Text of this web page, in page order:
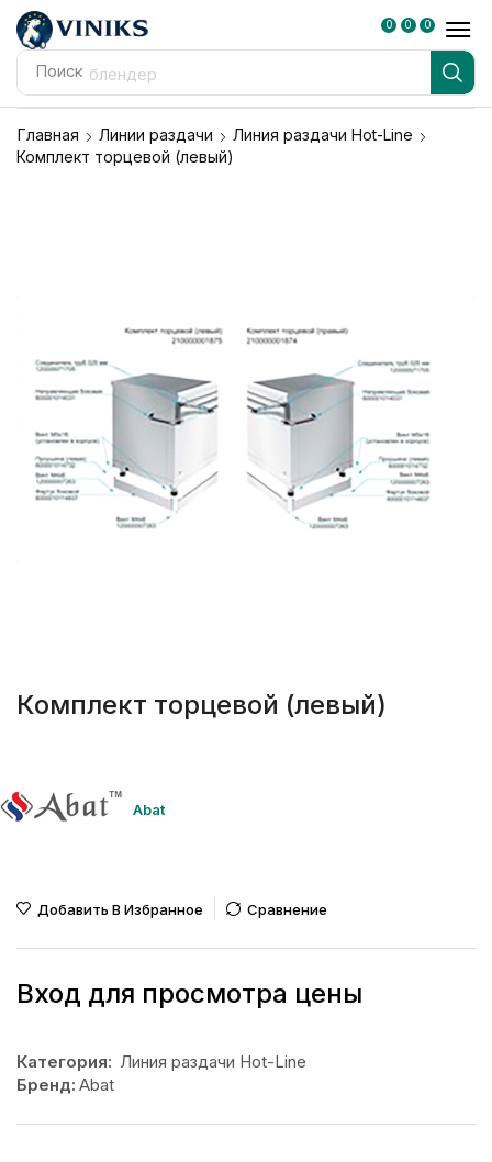
Поиск блендер
0 0 0
Главная Линии раздачи
Линия раздачи Hot-Line
Комплект торцевой (левый)
Комплект торцевой (левый)
Abat
Добавить В Избранное Сравнение
Вход для просмотра цены
Категория: Линия раздачи Hot-Line
Бренд: Abat